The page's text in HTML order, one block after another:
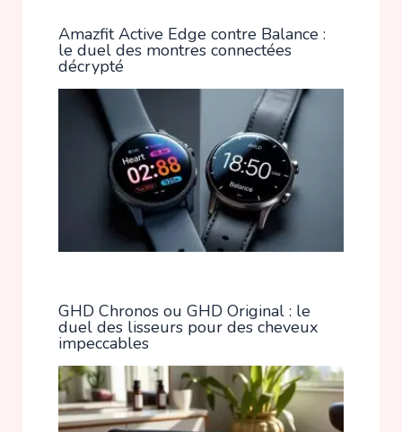
Amazfit Active Edge contre Balance :
le duel des montres connectées
décrypté
GHD Chronos ou GHD Original : le
duel des lisseurs pour des cheveux
impeccables